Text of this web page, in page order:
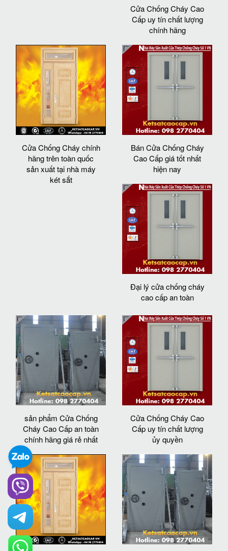
Cửa Chống Cháy Cao
Cấp uy tín chất lượng
chính hãng
Cửa Chống Cháy chính
hãng trên toàn quốc
sản xuất tại nhà máy
két sắt
Bán Cửa Chống Cháy
Cao Cấp giá tốt nhất
hiện nay
Đại lý cửa chống cháy
cao cấp an toàn
sản phẩm Cửa Chống
Cháy Cao Cấp an toàn
chính hãng giá rẻ nhất
Cửa Chống Cháy Cao
Cấp uy tín chất lượng
ủy quyền